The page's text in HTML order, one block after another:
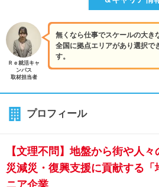
無くなら仕事でスケールの大き
全国に拠点エリアがあり選択で
す。
Ｒｅ就活キャ
ンパス
取材担当者
プロフィール
【文理不問】地盤から街や人
災減災・復興支援に貢献する「
ニア企業